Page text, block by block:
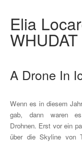
Elia
WHUDAT
A Drone In
Wenn es in diesem
gab, dann waren
Drohnen. Erst vor ein
über die Skyline von